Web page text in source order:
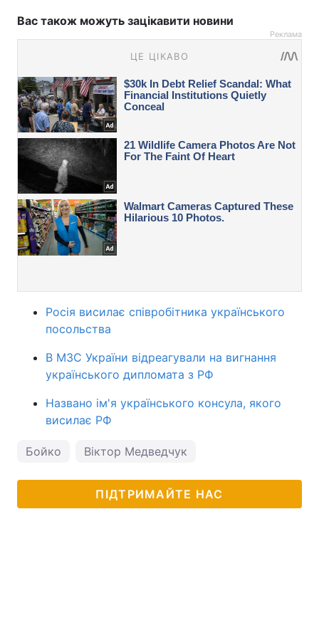
Вас також можуть зацікавити новини
Реклама
Росія висилає співробітника українського
посольства
В МЗС України відреагували на вигнання
українського дипломата з РФ
Названо ім'я українського консула, якого
висилає РФ
Бойко Віктор Медведчук
ПІДТРИМАЙТЕ НАС